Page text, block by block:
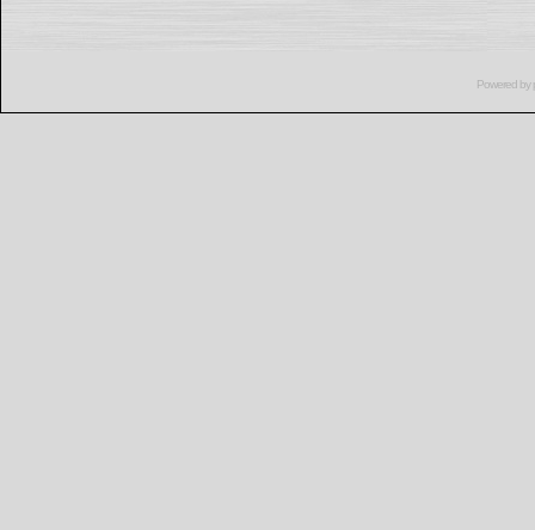
Powered by